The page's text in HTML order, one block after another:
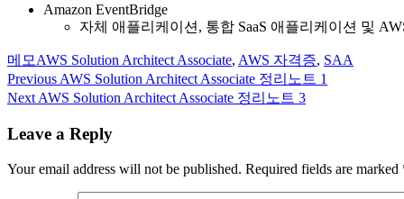
Amazon EventBridge
자체 애플리케이션, 통합 SaaS 애플리케이션 및
Categories
메모 Tags
AWS Solution Architect Associate, AWS 자격증, SAA
Post
navigation
PreviousPrevious
post:
AWS Solution Architect Associate 정리노트 1
NextNext
AWS Solution Architect Associate 정리노트 3
Leave a Reply
Your email address will not be published. Required fields are marked